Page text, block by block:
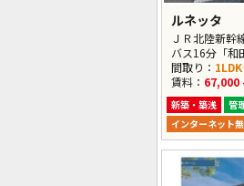
ルネッタ
ＪＲ北陸新幹
バス16分「和
間取り： 1LDK
賃料： 67,000
新築・築浅 管
インターネット